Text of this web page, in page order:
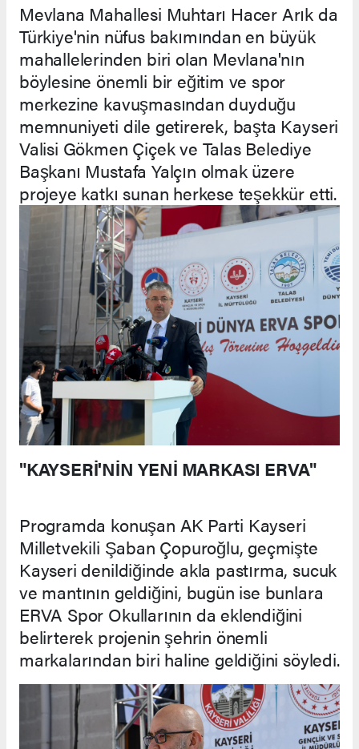
Mevlana Mahallesi Muhtarı Hacer Arık da
Türkiye'nin nüfus bakımından en büyük
mahallelerinden biri olan Mevlana'nın
böylesine önemli bir eğitim ve spor
merkezine kavuşmasından duyduğu
memnuniyeti dile getirerek, başta Kayseri
Valisi Gökmen Çiçek ve Talas Belediye
Başkanı Mustafa Yalçın olmak üzere
projeye katkı sunan herkese teşekkür etti.
"KAYSERİ'NİN YENİ MARKASI ERVA"
Programda konuşan AK Parti Kayseri
Milletvekili Şaban Çopuroğlu, geçmişte
Kayseri denildiğinde akla pastırma, sucuk
ve mantının geldiğini, bugün ise bunlara
ERVA Spor Okullarının da eklendiğini
belirterek projenin şehrin önemli
markalarından biri haline geldiğini söyledi.